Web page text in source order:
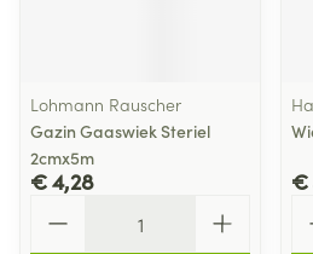
Lohmann Rauscher
Gazin Gaaswiek Steriel
2cmx5m
€ 4,28 €